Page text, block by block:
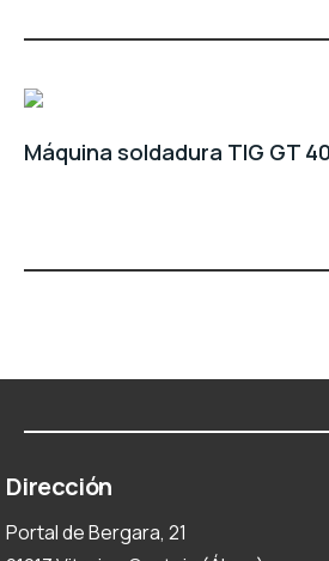
Máquina soldadura TIG GT
Dirección
Portal de Bergara, 21